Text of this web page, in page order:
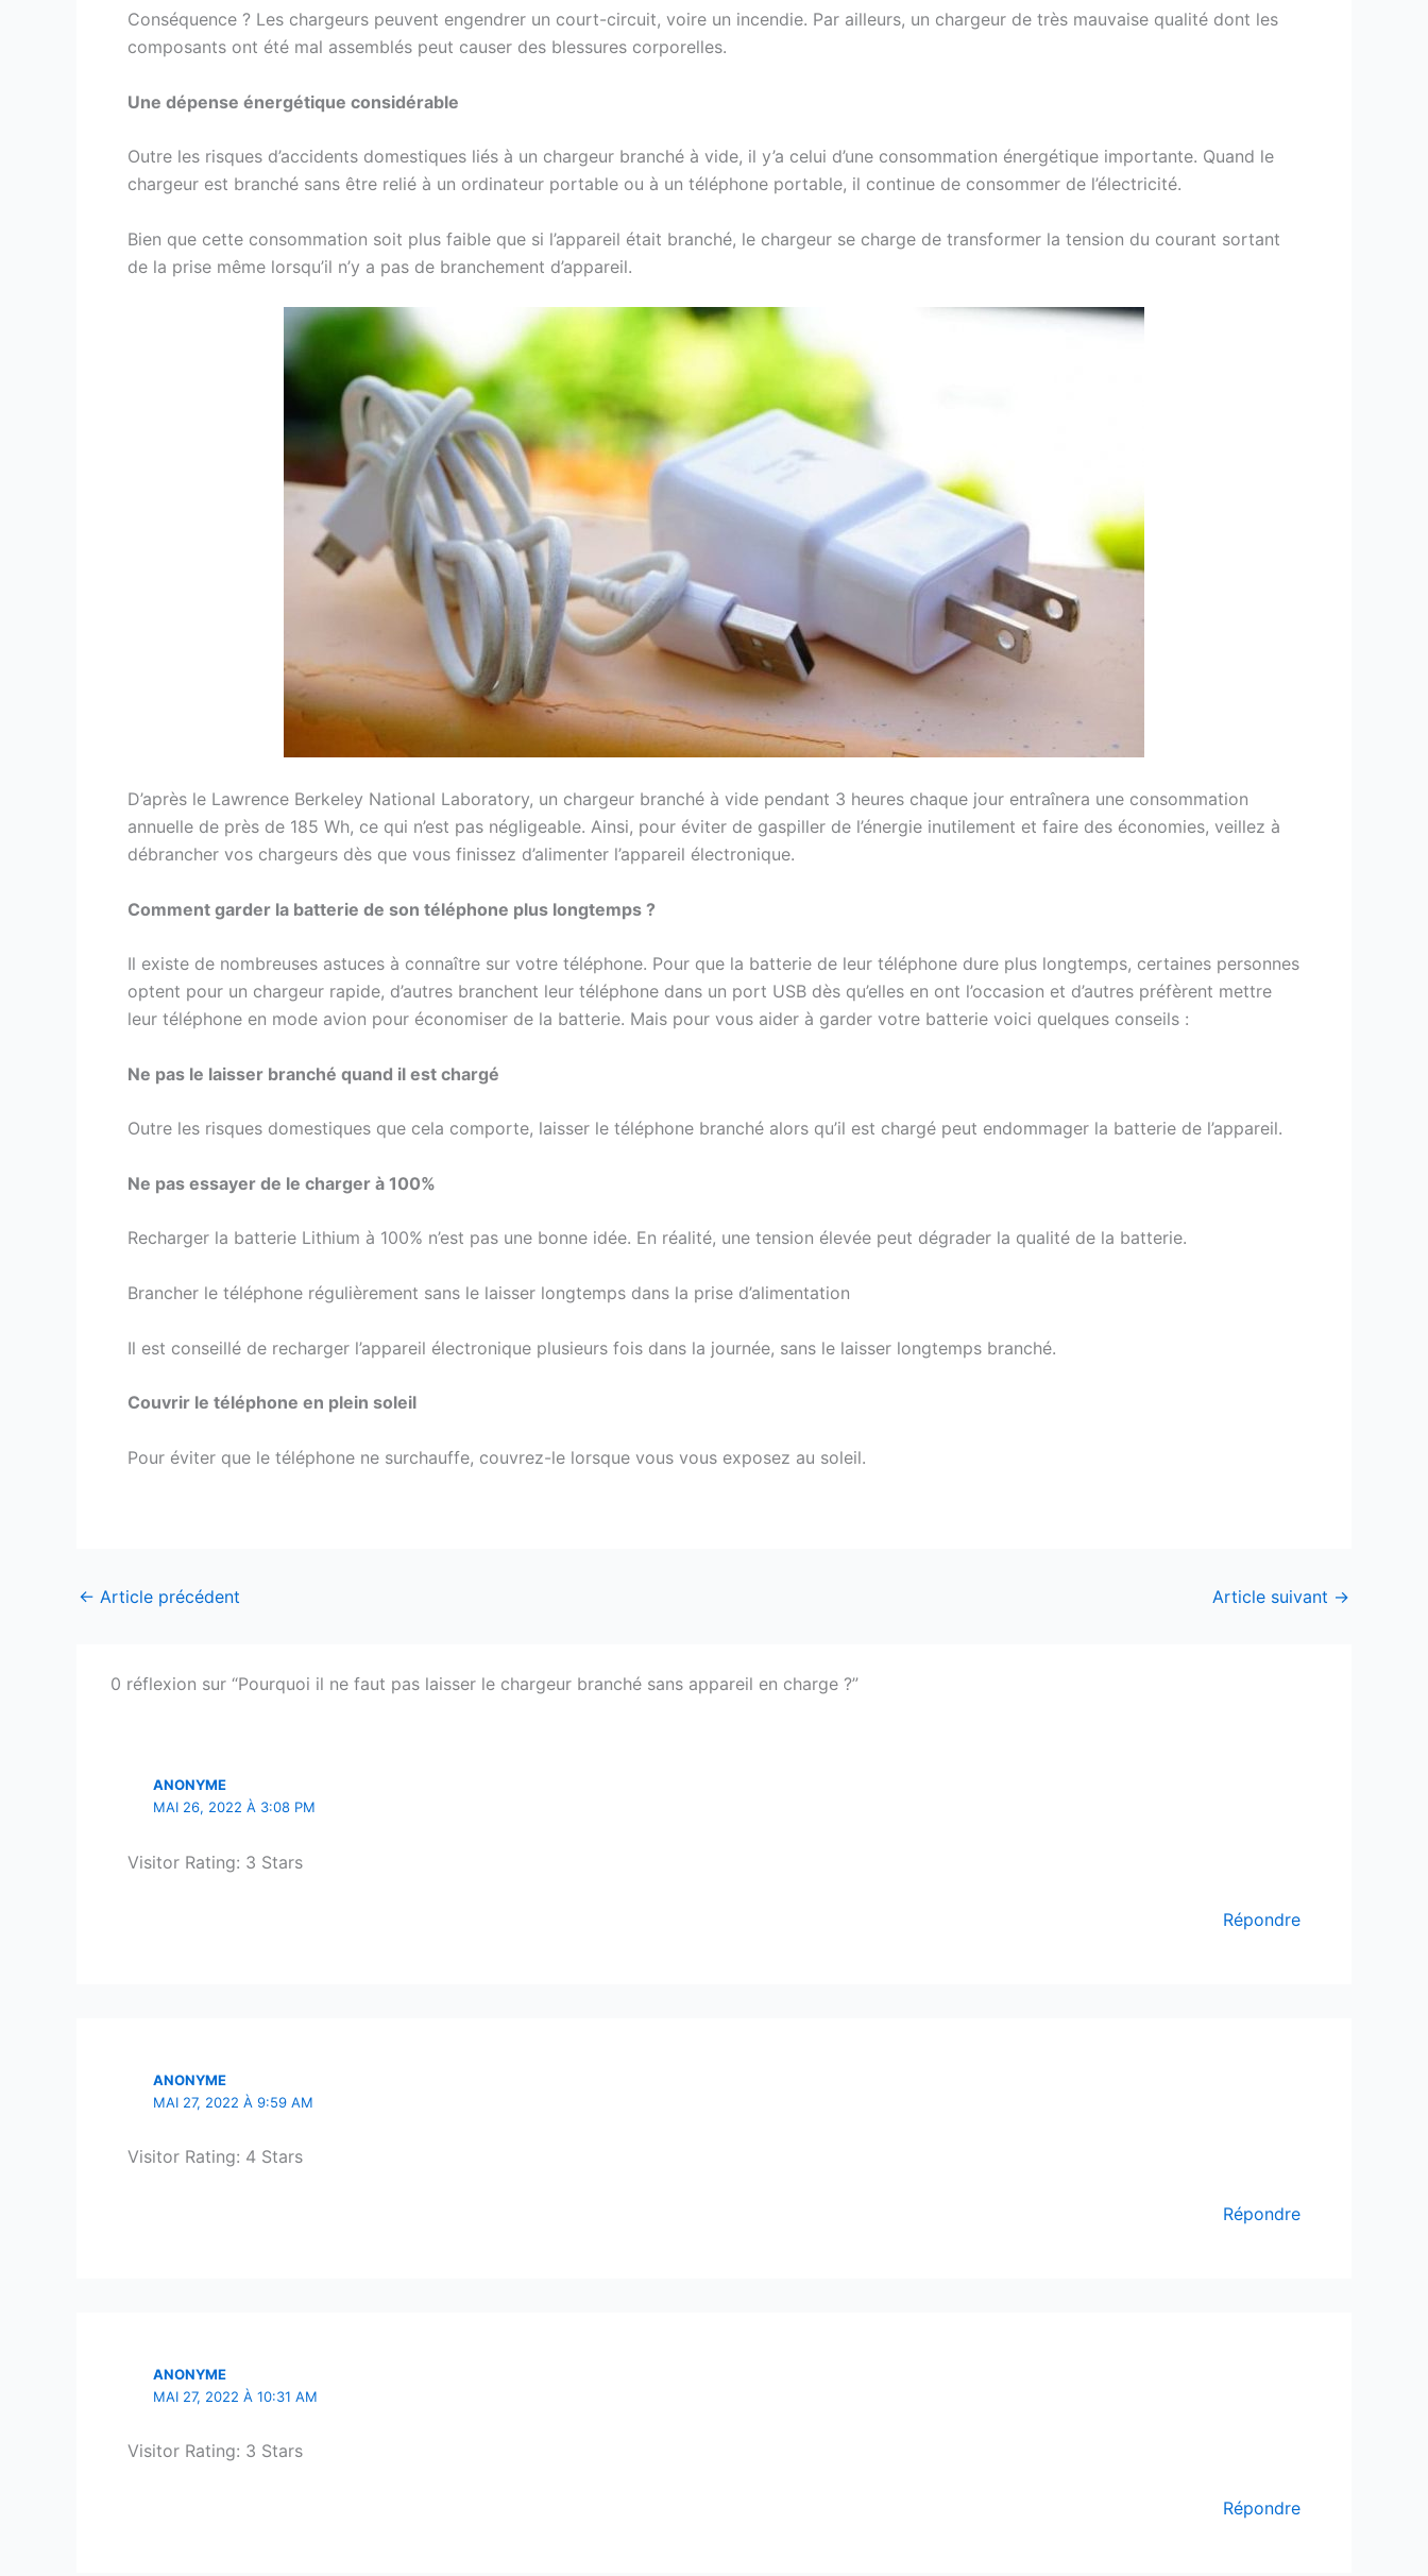
Conséquence ? Les chargeurs peuvent engendrer un court-circuit, voire un incendie. Par ailleurs, un chargeur de très mauvaise qualité dont les
composants ont été mal assemblés peut causer des blessures corporelles.
Une dépense énergétique considérable
Outre les risques d’accidents domestiques liés à un chargeur branché à vide, il y’a celui d’une consommation énergétique importante. Quand le
chargeur est branché sans être relié à un ordinateur portable ou à un téléphone portable, il continue de consommer de l’électricité.
Bien que cette consommation soit plus faible que si l’appareil était branché, le chargeur se charge de transformer la tension du courant sortant
de la prise même lorsqu’il n’y a pas de branchement d’appareil.
D’après le Lawrence Berkeley National Laboratory, un chargeur branché à vide pendant 3 heures chaque jour entraînera une consommation
annuelle de près de 185 Wh, ce qui n’est pas négligeable. Ainsi, pour éviter de gaspiller de l’énergie inutilement et faire des économies, veillez à
débrancher vos chargeurs dès que vous finissez d’alimenter l’appareil électronique.
Comment garder la batterie de son téléphone plus longtemps ?
Il existe de nombreuses astuces à connaître sur votre téléphone. Pour que la batterie de leur téléphone dure plus longtemps, certaines personnes
optent pour un chargeur rapide, d’autres branchent leur téléphone dans un port USB dès qu’elles en ont l’occasion et d’autres préfèrent mettre
leur téléphone en mode avion pour économiser de la batterie. Mais pour vous aider à garder votre batterie voici quelques conseils :
Ne pas le laisser branché quand il est chargé
Outre les risques domestiques que cela comporte, laisser le téléphone branché alors qu’il est chargé peut endommager la batterie de l’appareil.
Ne pas essayer de le charger à 100%
Recharger la batterie Lithium à 100% n’est pas une bonne idée. En réalité, une tension élevée peut dégrader la qualité de la batterie.
Brancher le téléphone régulièrement sans le laisser longtemps dans la prise d’alimentation
Il est conseillé de recharger l’appareil électronique plusieurs fois dans la journée, sans le laisser longtemps branché.
Couvrir le téléphone en plein soleil
Pour éviter que le téléphone ne surchauffe, couvrez-le lorsque vous vous exposez au soleil.
← Article précédent Article suivant →
0 réflexion sur “Pourquoi il ne faut pas laisser le chargeur branché sans appareil en charge ?”
ANONYME
MAI 26, 2022 À 3:08 PM
Visitor Rating: 3 Stars
Répondre
ANONYME
MAI 27, 2022 À 9:59 AM
Visitor Rating: 4 Stars
Répondre
ANONYME
MAI 27, 2022 À 10:31 AM
Visitor Rating: 3 Stars
Répondre